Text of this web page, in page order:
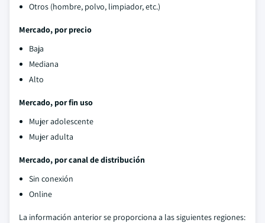
Otros (hombre, polvo, limpiador, etc.)
Mercado, por precio
Baja
Mediana
Alto
Mercado, por fin uso
Mujer adolescente
Mujer adulta
Mercado, por canal de distribución
Sin conexión
Online
La información anterior se proporciona a las siguientes regiones: